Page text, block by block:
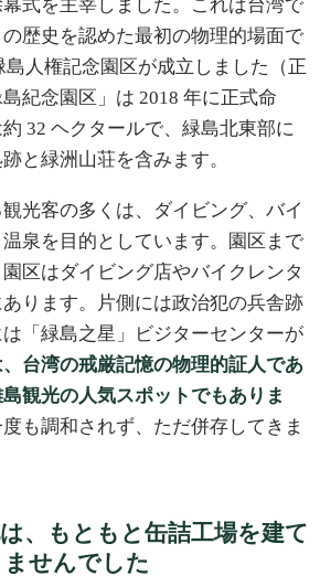
式を主宰しました。これは台湾で
歴史を認めた最初の物理的場面で
島人権記念園区が成立しました（正
紀念園区」は 2018 年に正式命
32 ヘクタールで、緑島北東部に
と緑洲山荘を含みます。
光客の多くは、ダイビング、バイ
泉を目的としています。園区まで
区はダイビング店やバイクレンタ
ります。片側には政治犯の兵舎跡
「緑島之星」ビジターセンターが
、台湾の戒厳記憶の物理的証人であ
観光の人気スポットでもありま
も調和されず、ただ併存してきま
、もともと缶詰工場を建て
せんでした